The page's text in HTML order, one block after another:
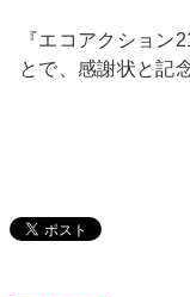
『エコアクション
とで、感謝状と記